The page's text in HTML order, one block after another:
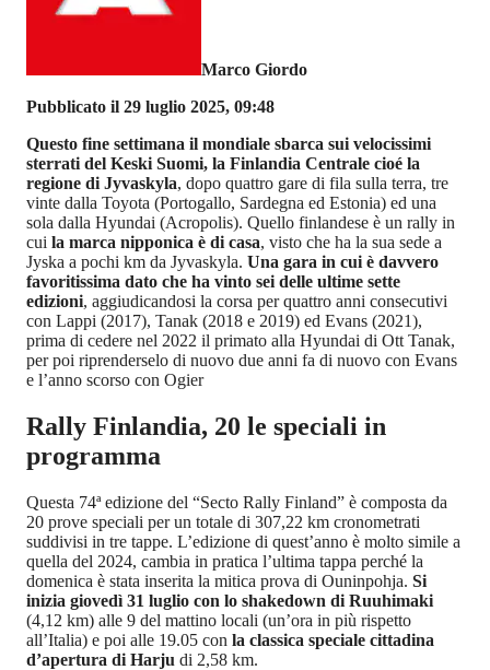
Marco Giordo
Pubblicato il 29 luglio 2025, 09:48
Questo fine settimana il mondiale sbarca sui velocissimi
sterrati del Keski Suomi, la Finlandia Centrale cioé la
regione di Jyvaskyla, dopo quattro gare di fila sulla terra, tre
vinte dalla Toyota (Portogallo, Sardegna ed Estonia) ed una
sola dalla Hyundai (Acropolis). Quello finlandese è un rally in
cui la marca nipponica è di casa, visto che ha la sua sede a
Jyska a pochi km da Jyvaskyla. Una gara in cui è davvero
favoritissima dato che ha vinto sei delle ultime sette
edizioni, aggiudicandosi la corsa per quattro anni consecutivi
con Lappi (2017), Tanak (2018 e 2019) ed Evans (2021),
prima di cedere nel 2022 il primato alla Hyundai di Ott Tanak,
per poi riprenderselo di nuovo due anni fa di nuovo con Evans
e l’anno scorso con Ogier
Rally Finlandia, 20 le speciali in
programma
Questa 74ª edizione del “Secto Rally Finland” è composta da
20 prove speciali per un totale di 307,22 km cronometrati
suddivisi in tre tappe. L’edizione di quest’anno è molto simile a
quella del 2024, cambia in pratica l’ultima tappa perché la
domenica è stata inserita la mitica prova di Ouninpohja. Si
inizia giovedì 31 luglio con lo shakedown di Ruuhimaki
(4,12 km) alle 9 del mattino locali (un’ora in più rispetto
all’Italia) e poi alle 19.05 con la classica speciale cittadina
d’apertura di Harju di 2,58 km.